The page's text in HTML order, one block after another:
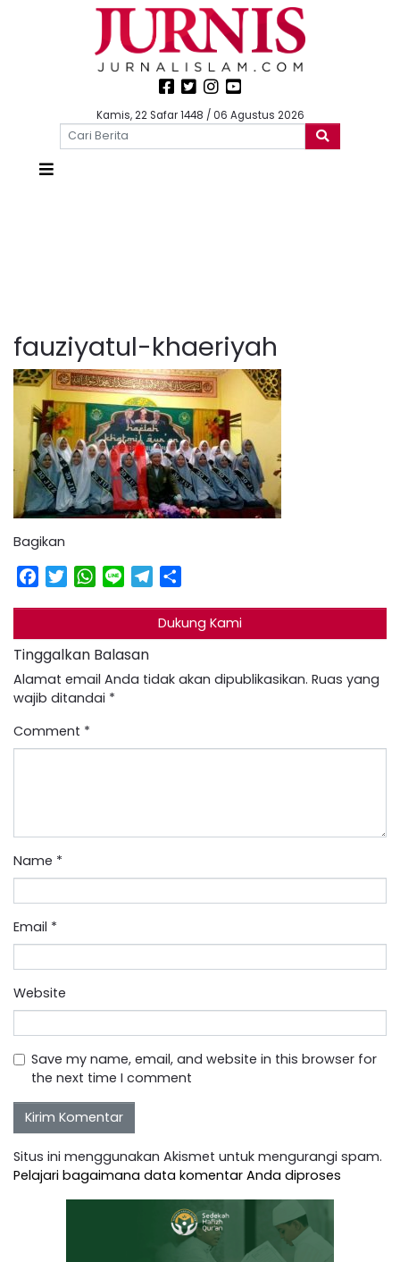
Kamis, 22 Safar 1448 / 06 Agustus 2026
fauziyatul-khaeriyah
Bagikan
Facebook
TwitterWhatsApp
Line Telegram
Dukung Kami
Tinggalkan Balasan
Alamat email Anda tidak akan dipublikasikan. Ruas yang
wajib ditandai *
Comment *
Name *
Email *
Website
Save my name, email, and website in this browser for
the next time I comment
Situs ini menggunakan Akismet untuk mengurangi spam.
Pelajari bagaimana data komentar Anda diproses